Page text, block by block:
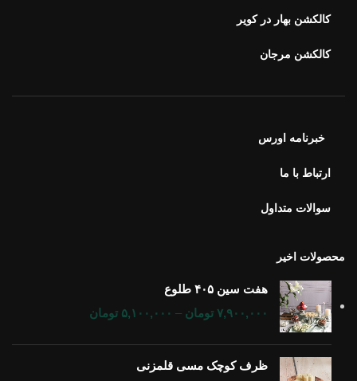
کالکشن بهار در کویر
کالکشن مرجان
خبرنامه اورس
ارتباط با ما
سوالات متداول
محصولات اخیر
هفت سین ۴۰۵ طلوع
۷,۹۰۰,۰۰۰ تومان – ۵,۱۰۰,۰۰۰ تومان
ظرف کوچک مسی قلمزنی